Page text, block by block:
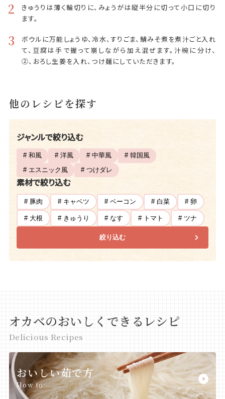
2
きゅうりは薄く輪切りに、みょうがは縦半分に切って小口に切り
ます。
3
ボウルに万能しょうゆ、冷水、すりごま、鯖みそ煮を煮汁ごと入れ
て、豆腐は手で握って崩しながら加え混ぜます。汁椀に分け、
②、おろし生姜を入れ、つけ麺にしていただきます。
他のレシピを探す
ジャンルで絞り込む
# 和風 # 洋風 # 中華風
# 韓国風
# エスニック風
# つけダレ
素材で絞り込む
# 豚肉 # キャベツ # ベーコン # 白菜 # 卵
# 大根 # きゅうり # なす # トマト # ツナ
絞り込む
オカベのおいしくできるレシピ
Delicious Recipes
おいしい茹で方
How to